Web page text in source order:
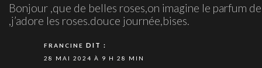
Bonjour ,que de belles roses,on imagine le parfum
,j’adore les roses.douce journée,bises.
FRANCINE DIT :
28 MAI 2024 À 9 H 28 MIN